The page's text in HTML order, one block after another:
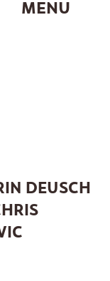
DEUSCH
MENU